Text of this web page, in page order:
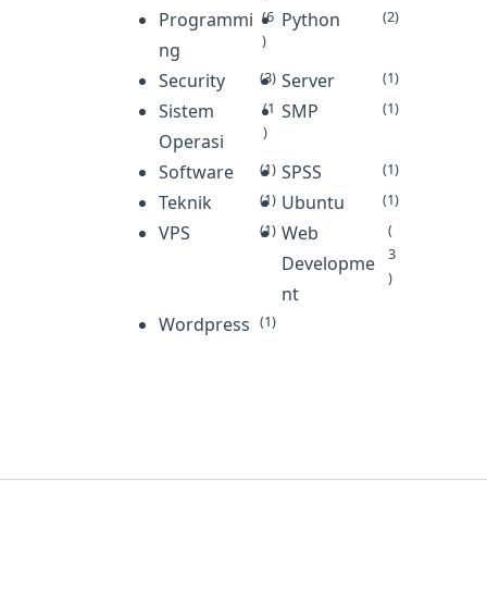
Programmi
ng
(6
)
Python (2)
Security (3) Server (1)
Sistem
Operasi
(1
)
SMP (1)
Software (1) SPSS (1)
Teknik (1) Ubuntu (1)
VPS (1) Web
Developme
nt
(
3
)
Wordpress (1)